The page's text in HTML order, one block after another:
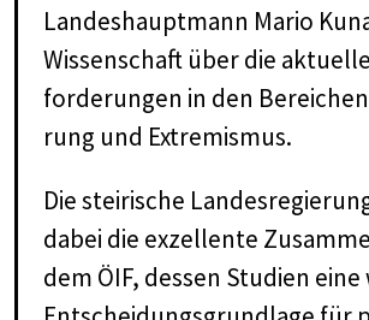
Lan­des­haupt­mann Ma­rio
Wis­sen­schaft über die
for­de­run­gen in den
rung und Ex­tre­mis­mus.
Die steirische
dabei die exzellente
dem ÖIF, dessen Studien